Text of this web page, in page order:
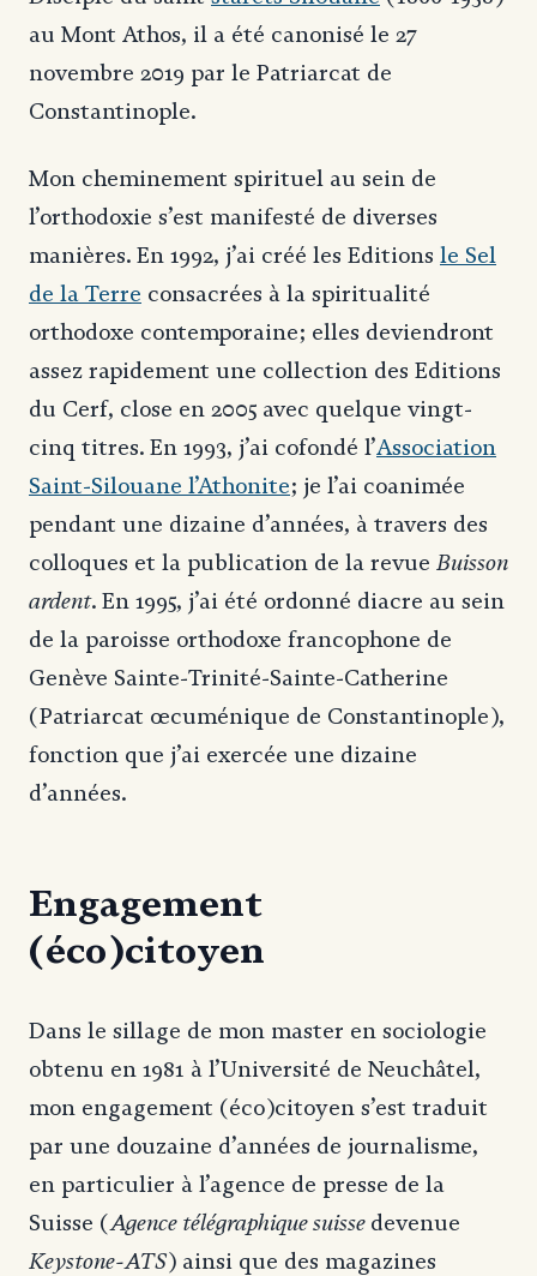
au Mont Athos, il a été canonisé le 27
novembre 2019 par le Patriarcat de
Constantinople.
Mon cheminement spirituel au sein de
l’orthodoxie s’est manifesté de diverses
manières. En 1992, j’ai créé les Editions le Sel
de la Terre consacrées à la spiritualité
orthodoxe contemporaine; elles deviendront
assez rapidement une collection des Editions
du Cerf, close en 2005 avec quelque vingt-
cinq titres. En 1993, j’ai cofondé l’Association
Saint-Silouane l’Athonite; je l’ai coanimée
pendant une dizaine d’années, à travers des
colloques et la publication de la revue Buisson
ardent. En 1995, j’ai été ordonné diacre au sein
de la paroisse orthodoxe francophone de
Genève Sainte-Trinité-Sainte-Catherine
(Patriarcat œcuménique de Constantinople),
fonction que j’ai exercée une dizaine
d’années.
Engagement
(éco)citoyen
Dans le sillage de mon master en sociologie
obtenu en 1981 à l’Université de Neuchâtel,
mon engagement (éco)citoyen s’est traduit
par une douzaine d’années de journalisme,
en particulier à l’agence de presse de la
Suisse (Agence télégraphique suisse devenue
Keystone-ATS) ainsi que des magazines